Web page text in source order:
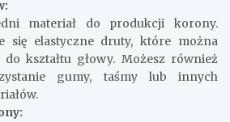
materiał do produkcji korony.
się elastyczne druty, które można
do kształtu głowy. Możesz również
gumy, taśmy lub innych